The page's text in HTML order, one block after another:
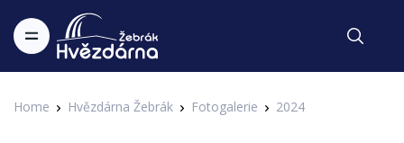
Home Hvězdárna Žebrák Fotogalerie 2024